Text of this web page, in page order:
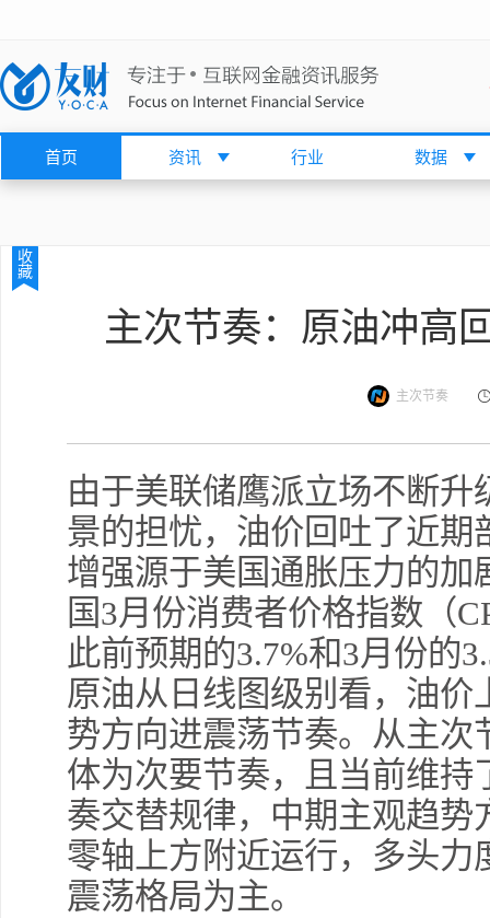
首页 资讯 行业 数据
收
藏
主次节奏：原油冲高
主次节奏
由于美联储鹰派立场不断
景的担忧，油价回吐了近
增强源于美国通胀压力的
国3月份消费者价格指数（
此前预期的3.7%和3月份的
原油从日线图级别看，油
势方向进震荡节奏。从主
体为次要节奏，且当前维
奏交替规律，中期主观趋
零轴上方附近运行，多头
震荡格局为主。